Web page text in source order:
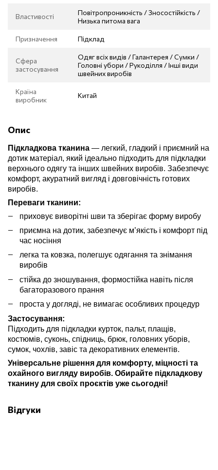
Властивості
Повітропроникність / Зносостійкість /
Низька питома вага
Призначення Підклад
Сфера
застосування
Одяг всіх видів / Галантерея / Сумки /
Головні убори / Рукоділля / Інші види
швейних виробів
Країна
виробник
Китай
Опис
Підкладкова тканина — легкий, гладкий і приємний на
дотик матеріал, який ідеально підходить для підкладки
верхнього одягу та інших швейних виробів. Забезпечує
комфорт, акуратний вигляд і довговічність готових
виробів.
Переваги тканини:
приховує виворітні шви та зберігає форму виробу
приємна на дотик, забезпечує м’якість і комфорт під
час носіння
легка та ковзка, полегшує одягання та знімання
виробів
стійка до зношування, формостійка навіть після
багаторазового прання
проста у догляді, не вимагає особливих процедур
Застосування:
Підходить для підкладки курток, пальт, плащів,
костюмів, суконь, спідниць, брюк, головних уборів,
сумок, чохлів, завіс та декоративних елементів.
Універсальне рішення для комфорту, міцності та
охайного вигляду виробів. Обирайте підкладкову
тканину для своїх проєктів уже сьогодні!
Відгуки